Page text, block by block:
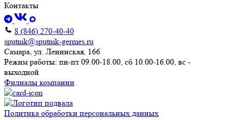
Контакты
8 (846) 270-40-40
sputnik@sputnik-germes.ru
Самара, ул. Ленинская, 166
Режим работы: пн-пт 09.00-18.00, сб 10.00-16.00, вс -
выходной
Филиалы компании
Политика обработки персональных данных